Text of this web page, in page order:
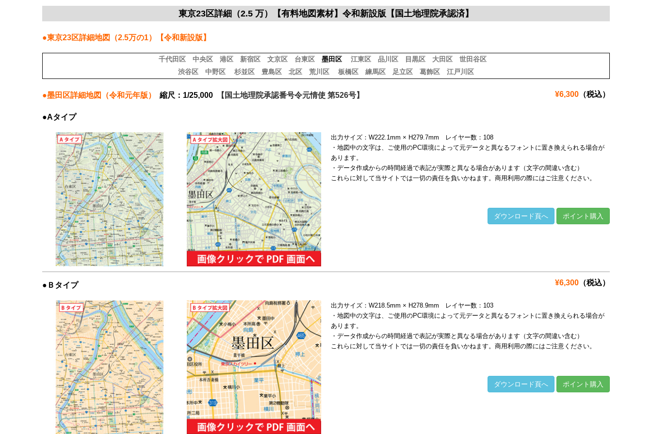
東京23区詳細（2.5 万）【有料地図素材】令和新設版【国土地理院承認済】
●東京23区詳細地図（2.5万の1）【令和新設版】
千代田区 中央区 港区 新宿区 文京区 台東区 墨田区 江東区 品川区 目黒区 大田区
世田谷区
渋谷区
中野区 杉並区 豊島区 北区 荒川区 板橋区 練馬区 足立区 葛飾区 江戸川区
●墨田区詳細地図（令和元年版） 縮尺：1/25,000 【国土地理院承認番号令元情使 第526号】 ¥6,300 （税込）
●Aタイプ
出力サイズ：W222.1mm × H279.7mm レイヤー数：108
・地図中の文字は、ご使用のPC環境によって元データと異なるフォントに置き換えられる場合が
あります。
・データ作成からの時間経過で表記が実際と異なる場合があります（文字の間違い含む）
これらに対して当サイトでは一切の責任を負いかねます。商用利用の際にはご注意ください。
ダウンロード頁へ ポイント購入
¥6,300 （税込）
●Ｂタイプ
出力サイズ：W218.5mm × H278.9mm レイヤー数：103
・地図中の文字は、ご使用のPC環境によって元データと異なるフォントに置き換えられる場合が
あります。
・データ作成からの時間経過で表記が実際と異なる場合があります（文字の間違い含む）
これらに対して当サイトでは一切の責任を負いかねます。商用利用の際にはご注意ください。
ダウンロード頁へ ポイント購入